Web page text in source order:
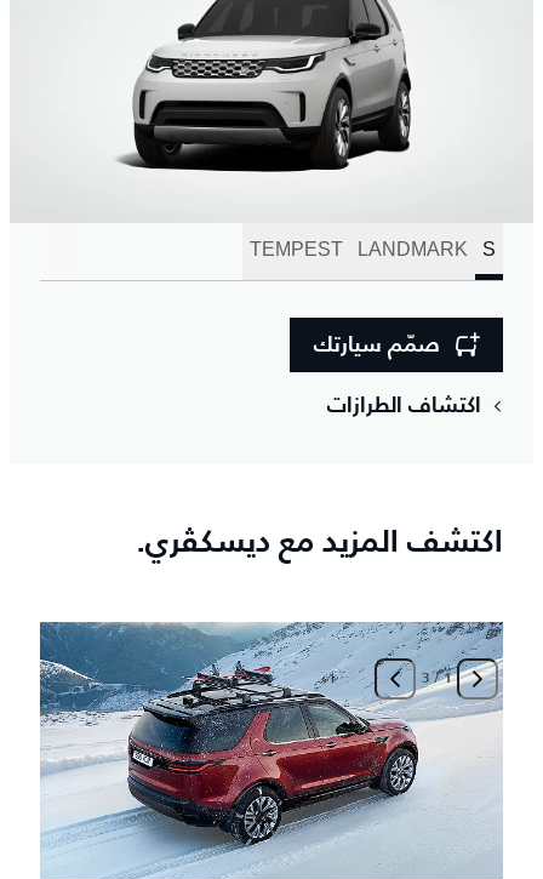
S
LANDMARK
TEMPEST
صمّم سيارتك
اكتشاف الطرازات
اكتشف المزيد مع ديسكڤري.
1
/
3